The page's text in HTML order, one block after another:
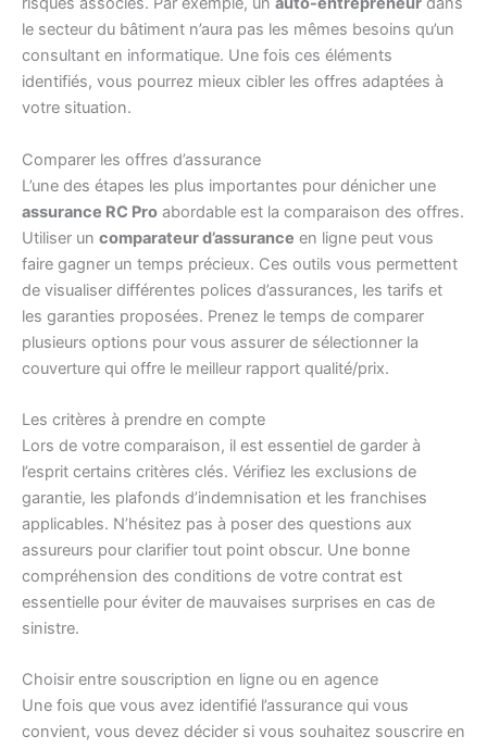
le secteur du bâtiment n’aura pas les mêmes besoins qu’un
consultant en informatique. Une fois ces éléments
identifiés, vous pourrez mieux cibler les offres adaptées à
votre situation.
Comparer les offres d’assurance
L’une des étapes les plus importantes pour dénicher une
assurance RC Pro abordable est la comparaison des offres.
Utiliser un comparateur d’assurance en ligne peut vous
faire gagner un temps précieux. Ces outils vous permettent
de visualiser différentes polices d’assurances, les tarifs et
les garanties proposées. Prenez le temps de comparer
plusieurs options pour vous assurer de sélectionner la
couverture qui offre le meilleur rapport qualité/prix.
Les critères à prendre en compte
Lors de votre comparaison, il est essentiel de garder à
l’esprit certains critères clés. Vérifiez les exclusions de
garantie, les plafonds d’indemnisation et les franchises
applicables. N’hésitez pas à poser des questions aux
assureurs pour clarifier tout point obscur. Une bonne
compréhension des conditions de votre contrat est
essentielle pour éviter de mauvaises surprises en cas de
sinistre.
Choisir entre souscription en ligne ou en agence
Une fois que vous avez identifié l’assurance qui vous
convient, vous devez décider si vous souhaitez souscrire en